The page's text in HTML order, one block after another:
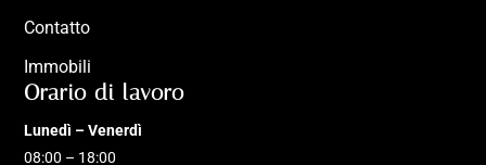
Contatto
Immobili
Orario di lavoro
Lunedì – Venerdì
08:00 – 18:00